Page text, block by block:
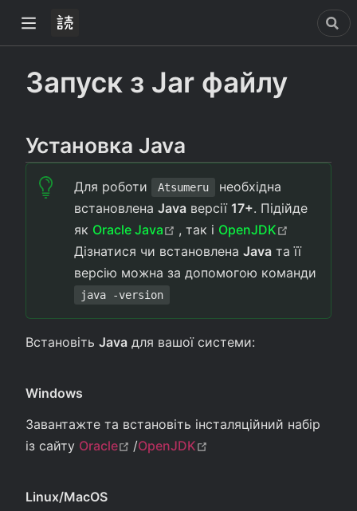
Запуск з Jar файлу
Установка Java
Для роботи Atsumeru
необхідна
встановлена Java версії 17+. Підійде
як Oracle Java (opens new window)
, так і OpenJDK
Дізнатися чи встановлена Java та її
версію можна за допомогою команди
java -version
Встановіть Java для вашої системи:
Windows
Завантажте та встановіть інсталяційний набір
із сайту Oracle (opens new window)
/OpenJDK
Linux/MacOS